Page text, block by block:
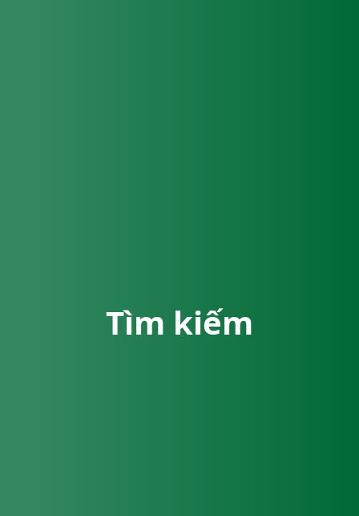
Tìm kiếm